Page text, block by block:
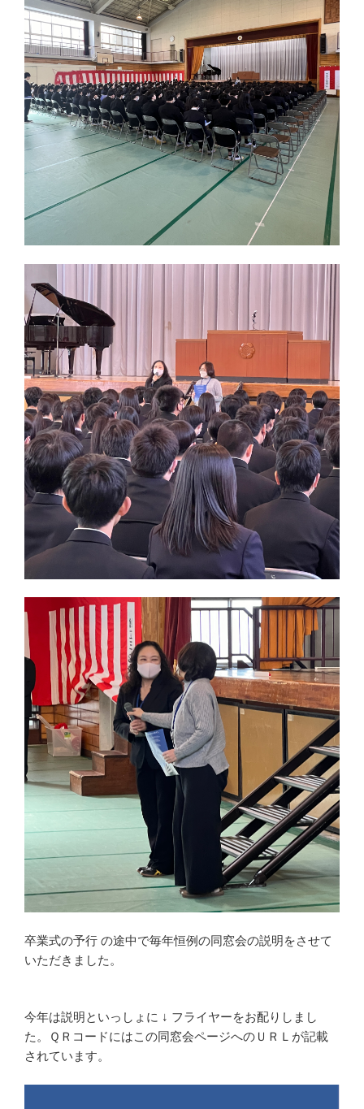
卒業式の予行 の途中で毎年恒例の同窓会の説明をさせて
いただきました。
今年は説明といっしょに ↓ フライヤーをお配りしまし
た。ＱＲコードにはこの同窓会ページへのＵＲＬが記載
されています。